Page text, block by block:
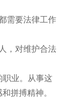
需要法律工作
，对维护合法
职业。从事这
拼搏精神。